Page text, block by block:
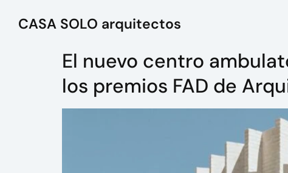
CASA SOLO arquitectos
El nuevo centro
los premios FAD de